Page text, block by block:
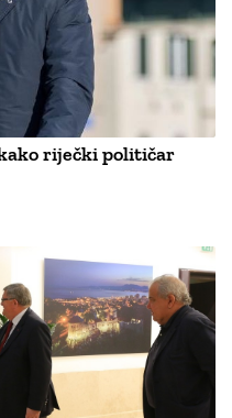
riječki političar